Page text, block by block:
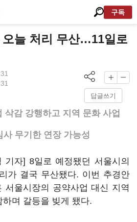
구독
오늘 처리 무산…11일로
답글쓰기
삭감 강행하고 지역 문화 사업
사 무기한 연장 가능성
기자] 8일로 예정됐던 서울시의
가 결국 무산됐다. 이번 추경안
서울시장의 공약사업 대신 지역
며 갈등을 빚게 됐다.